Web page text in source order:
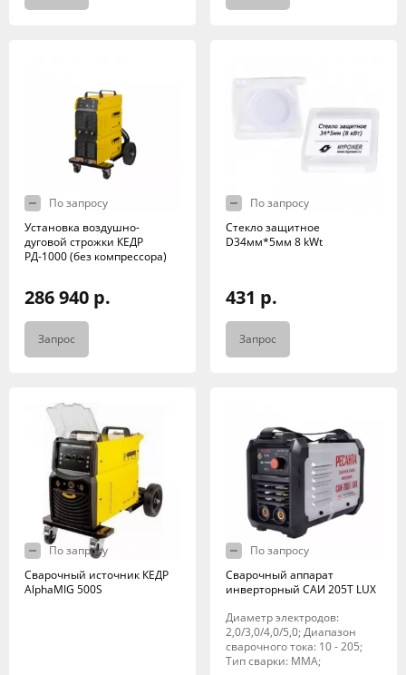
По запросу
Установка воздушно-
дуговой строжки КЕДР
РД-1000 (без компрессора)
286 940 р.
Запрос
По запросу
Стекло защитное
D34мм*5мм 8 kWt
431 р.
Запрос
По запросу
Сварочный источник КЕДР
AlphaMIG 500S
По запросу
Сварочный аппарат
инверторный САИ 205Т LUX
Диаметр электродов:
2,0/3,0/4,0/5,0; Диапазон
сварочного тока: 10 - 205;
Тип сварки: MMA;